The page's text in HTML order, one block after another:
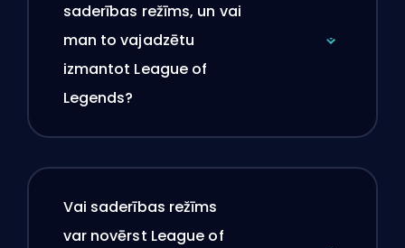
saderības režīms, un vai
man to vajadzētu
izmantot League of
Legends?
Vai saderības režīms
var novērst League of